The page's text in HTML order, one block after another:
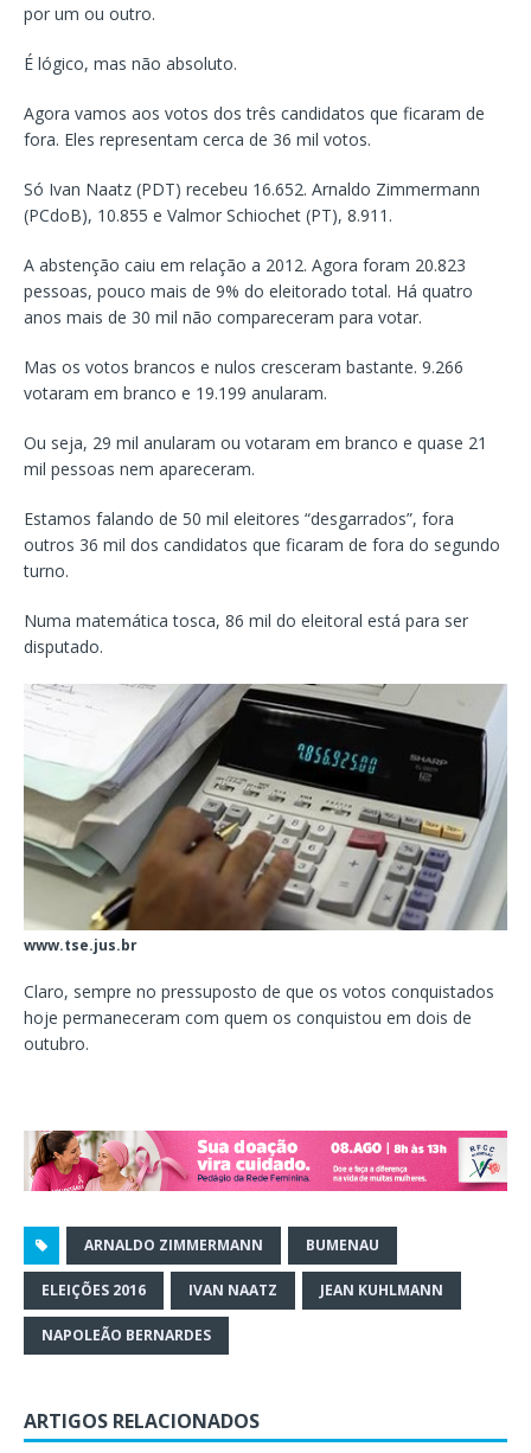
por um ou outro.
É lógico, mas não absoluto.
Agora vamos aos votos dos três candidatos que ficaram de
fora. Eles representam cerca de 36 mil votos.
Só Ivan Naatz (PDT) recebeu 16.652. Arnaldo Zimmermann
(PCdoB), 10.855 e Valmor Schiochet (PT), 8.911.
A abstenção caiu em relação a 2012. Agora foram 20.823
pessoas, pouco mais de 9% do eleitorado total. Há quatro
anos mais de 30 mil não compareceram para votar.
Mas os votos brancos e nulos cresceram bastante. 9.266
votaram em branco e 19.199 anularam.
Ou seja, 29 mil anularam ou votaram em branco e quase 21
mil pessoas nem apareceram.
Estamos falando de 50 mil eleitores “desgarrados”, fora
outros 36 mil dos candidatos que ficaram de fora do segundo
turno.
Numa matemática tosca, 86 mil do eleitoral está para ser
disputado.
www.tse.jus.br
Claro, sempre no pressuposto de que os votos conquistados
hoje permaneceram com quem os conquistou em dois de
outubro.
ARNALDO ZIMMERMANN BUMENAU
ELEIÇÕES 2016 IVAN NAATZ JEAN KUHLMANN
NAPOLEÃO BERNARDES
ARTIGOS RELACIONADOS